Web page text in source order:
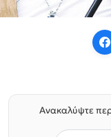
Ανακαλύψτε